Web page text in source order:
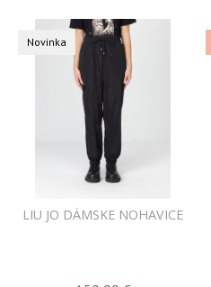
Novinka
LIU JO DÁMSKE NOHAVICE